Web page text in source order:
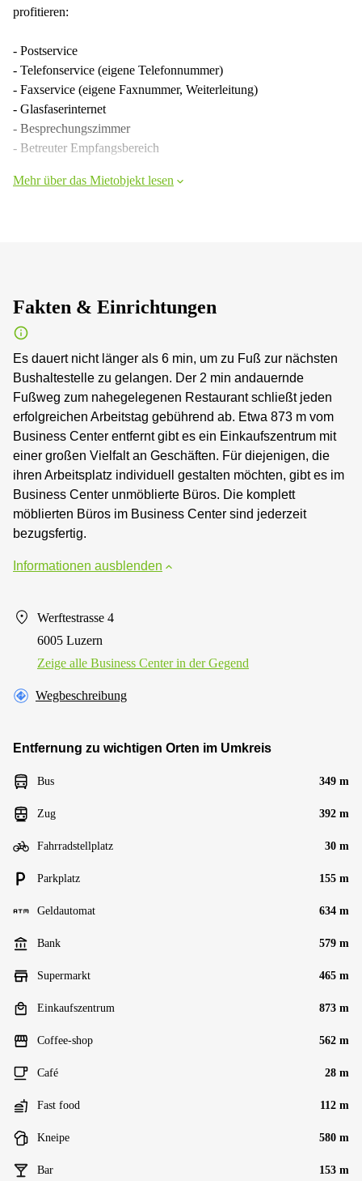
profitieren:
- Postservice
- Telefonservice (eigene Telefonnummer)
- Faxservice (eigene Faxnummer, Weiterleitung)
- Glasfaserinternet
- Besprechungszimmer
- Betreuter Empfangsbereich
Mehr über das Mietobjekt lesen
Fakten & Einrichtungen
Es dauert nicht länger als 6 min, um zu Fuß zur nächsten
Bushaltestelle zu gelangen. Der 2 min andauernde
Fußweg zum nahegelegenen Restaurant schließt jeden
erfolgreichen Arbeitstag gebührend ab. Etwa 873 m vom
Business Center entfernt gibt es ein Einkaufszentrum mit
einer großen Vielfalt an Geschäften. Für diejenigen, die
ihren Arbeitsplatz individuell gestalten möchten, gibt es im
Business Center unmöblierte Büros. Die komplett
möblierten Büros im Business Center sind jederzeit
bezugsfertig.
Informationen ausblenden
Werftestrasse 4
6005 Luzern
Zeige alle Business Center in der Gegend
Wegbeschreibung
Entfernung zu wichtigen Orten im Umkreis
Bus 349 m
Zug 392 m
Fahrradstellplatz 30 m
Parkplatz 155 m
Geldautomat 634 m
Bank 579 m
Supermarkt 465 m
Einkaufszentrum 873 m
Coffee-shop 562 m
Café 28 m
Fast food 112 m
Kneipe 580 m
Bar 153 m